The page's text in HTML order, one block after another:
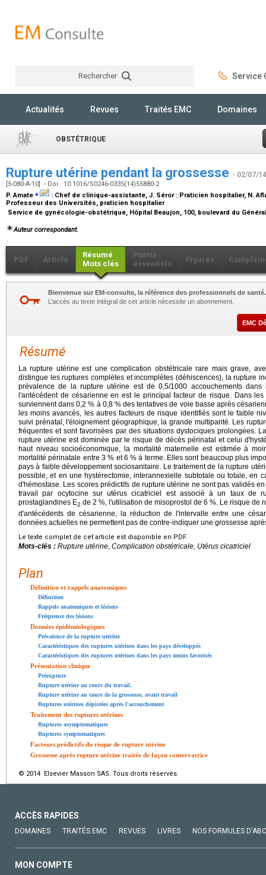
Rechercher Service
Actualités Revues Traités EMC Domaines
OBSTÉTRIQUE
Rupture utérine pendant la grossesse - 02/07/14
[5-080-A-10] - Doi : 10.1016/S0246-0335(14)55880-2
P. Amate ⁎ : Chef de clinique-assistante, J. Séror : Praticien hospitalier, N.
Professeur des Universités, praticien hospitalier
Service de gynécologie-obstétrique, Hôpital Beaujon, 100, boulevard du
Auteur correspondant.
PDF Article
Résumé
Mots clés
Points
essentiels
Figures
Bienvenue sur EM-consulte, la référence des professionnels de santé.
L’accès au texte intégral de cet article nécessite un abonnement.
EMC
Résumé
La rupture utérine est une complication obstétricale rare mais grave,
distingue les ruptures complètes et incomplètes (déhiscences), la rupture
prévalence de la rupture utérine est de 0,5/1000 accouchements
l'antécédent de césarienne en est le principal facteur de risque. Dans
surviennent dans 0,2 % à 0,8 % des tentatives de voie basse après
les moins avancés, les autres facteurs de risque identifiés sont le faible
suivi prénatal, l'éloignement géographique, la grande multiparité. Les
fréquentes et sont favorisées par des situations dystociques prolongées.
rupture utérine est dominée par le risque de décès périnatal et celui
haut niveau socioéconomique, la mortalité maternelle est estimée à
mortalité périnatale entre 3 % et 6 % à terme. Elles sont beaucoup plus
pays à faible développement sociosanitaire. Le traitement de la rupture
possible, et en une hystérectomie, interannexielle subtotale ou totale, en
d'hémostase. Les scores prédictifs de rupture utérine ne sont pas validés
travail par ocytocine sur utérus cicatriciel est associé à un taux de
prostaglandines E2 de 2 %, l'utilisation de misoprostol de 6 %. Le risque de
d'antécédents de césarienne, la réduction de l'intervalle entre une
données actuelles ne permettent pas de contre-indiquer une grossesse
Le texte complet de cet article est disponible en PDF.
Mots-clés : Rupture utérine, Complication obstétricale, Utérus cicatriciel
Plan
Définition et rappels anatomiques
Définition
Rappels anatomiques et lésions
Fréquence des lésions
Données épidémiologiques
Prévalence de la rupture utérine
Caractéristiques des ruptures utérines dans les pays développés
Caractéristiques des ruptures utérines dans les pays moins favorisés
Présentation clinique
Prérupture
Rupture utérine au cours du travail.
Rupture utérine au cours de la grossesse, avant travail
Ruptures utérines dépistées après l'accouchement
Traitement des ruptures utérines
Ruptures asymptomatiques
Ruptures symptomatiques
Facteurs prédictifs du risque de rupture utérine
Grossesse après rupture utérine traitée de façon conservatrice
© 2014 Elsevier Masson SAS. Tous droits réservés.
ACCÈS RAPIDES
DOMAINES TRAITÉS EMC REVUES LIVRES NOS FORMULES
MON COMPTE